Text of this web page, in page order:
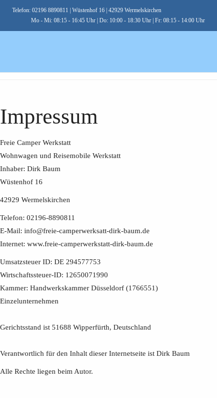
Telefon: 02196 8890811
| Wüstenhof 16 | 42929 Wermelskirchen
Mo - Mi: 08:15 - 16:45 Uhr | Do: 10:00 - 18:30 Uhr | Fr: 08:15 - 14:00 Uhr
Impressum
Freie Camper Werkstatt
Wohnwagen und Reisemobile Werkstatt
Inhaber: Dirk Baum
Wüstenhof 16
42929 Wermelskirchen
Telefon: 02196-8890811
E-Mail: info@freie-camperwerksatt-dirk-baum.de
Internet: www.freie-camperwerkstatt-dirk-baum.de
Umsatzsteuer ID: DE 294577753
Wirtschaftssteuer-ID: 12650071990
Kammer: Handwerkskammer Düsseldorf (1766551)
Einzelunternehmen
Gerichtsstand ist 51688 Wipperfürth, Deutschland
Verantwortlich für den Inhalt dieser Internetseite ist Dirk Baum
Alle Rechte liegen beim Autor.